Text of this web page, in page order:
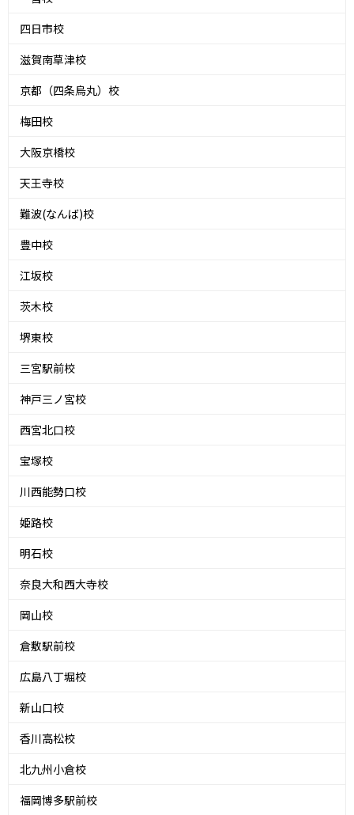
四日市校
滋賀南草津校
京都（四条烏丸）校
梅田校
大阪京橋校
天王寺校
難波(なんば)校
豊中校
江坂校
茨木校
堺東校
三宮駅前校
神戸三ノ宮校
西宮北口校
宝塚校
川西能勢口校
姫路校
明石校
奈良大和西大寺校
岡山校
倉敷駅前校
広島八丁堀校
新山口校
香川高松校
北九州小倉校
福岡博多駅前校